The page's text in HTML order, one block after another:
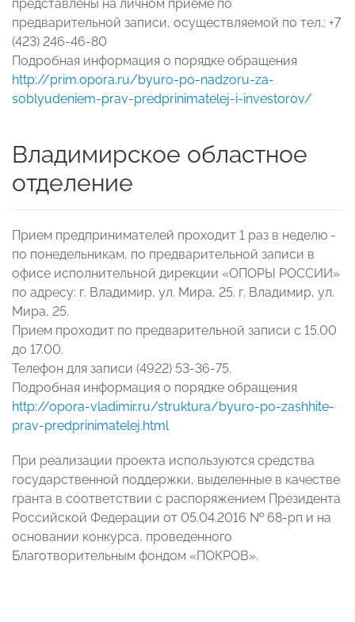
представлены на личном приёме по
предварительной записи, осуществляемой по тел.: +7
(423) 246-46-80
Подробная информация о порядке обращения
http://prim.opora.ru/byuro-po-nadzoru-za-
soblyudeniem-prav-predprinimatelej-i-investorov/
Владимирское областное
отделение
Прием предпринимателей проходит 1 раз в неделю -
по понедельникам, по предварительной записи в
офисе исполнительной дирекции «ОПОРЫ РОССИИ»
по адресу: г. Владимир, ул. Мира, 25. г. Владимир, ул.
Мира, 25.
Прием проходит по предварительной записи с 15.00
до 17.00.
Телефон для записи (4922) 53-36-75.
Подробная информация о порядке обращения
http://opora-vladimir.ru/struktura/byuro-po-zashhite-
prav-predprinimatelej.html
При реализации проекта используются средства
государственной поддержки, выделенные в качестве
гранта в соответствии с распоряжением Президента
Российской Федерации от 05.04.2016 № 68-рп и на
основании конкурса, проведенного
Благотворительным фондом «ПОКРОВ».